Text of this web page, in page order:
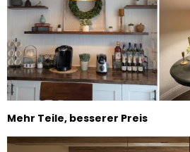
Mehr Teile, besserer Preis